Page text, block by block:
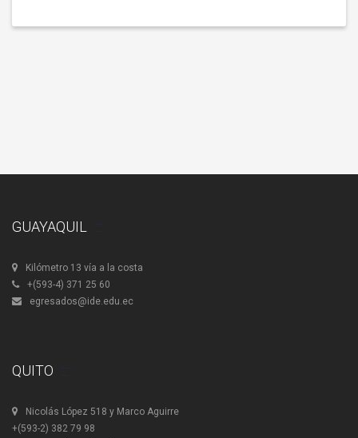
GUAYAQUIL
Kilómetro 13 vía a la costa
+(593-4) 371 25 60
egresados@ide.edu.ec
QUITO
Nicolás López 518 y Marco Aguirre
+(593-2) 382 79 98